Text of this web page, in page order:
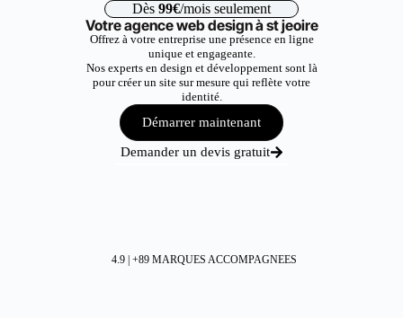
Dès 99€/mois seulement
Votre agence web design à st jeoire
Offrez à votre entreprise une présence en ligne
unique et engageante.
Nos experts en design et développement sont là
pour créer un site sur mesure qui reflète votre
identité.
Démarrer maintenant
Demander un devis gratuit
4.9 | +89 MARQUES ACCOMPAGNEES